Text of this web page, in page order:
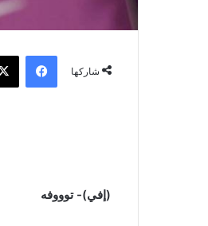
شاركها
(إفي)- توووفه